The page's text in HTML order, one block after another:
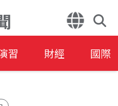
習 財經 國際